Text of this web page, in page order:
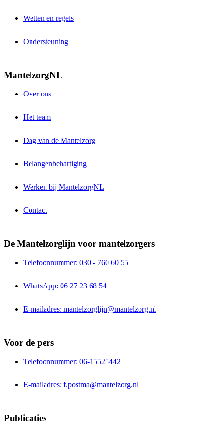
Wetten en regels
Ondersteuning
MantelzorgNL
Over ons
Het team
Dag van de Mantelzorg
Belangenbehartiging
Werken bij MantelzorgNL
Contact
De Mantelzorglijn voor mantelzorgers
Telefoonnummer: 030 - 760 60 55
WhatsApp: 06 27 23 68 54
E-mailadres: mantelzorglijn@mantelzorg.nl
Voor de pers
Telefoonnummer: 06-15525442
E-mailadres: f.postma@mantelzorg.nl
Publicaties